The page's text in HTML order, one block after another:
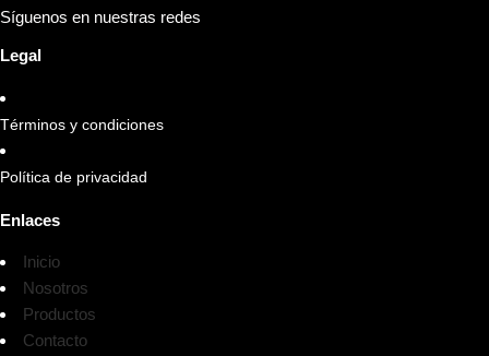
Síguenos en nuestras redes
Legal
Términos y condiciones
Política de privacidad
Enlaces
Inicio
Nosotros
Productos
Contacto